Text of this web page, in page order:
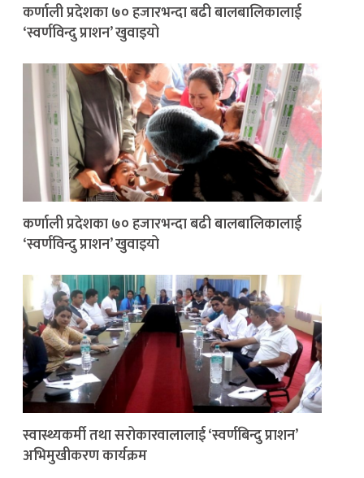
कर्णाली प्रदेशका ७० हजारभन्दा बढी बालबालिकालाई
‘स्वर्णविन्दु प्राशन’ खुवाइयो
कर्णाली प्रदेशका ७० हजारभन्दा बढी बालबालिकालाई
‘स्वर्णविन्दु प्राशन’ खुवाइयो
स्वास्थ्यकर्मी तथा सरोकारवालालाई ‘स्वर्णबिन्दु प्राशन’
अभिमुखीकरण कार्यक्रम